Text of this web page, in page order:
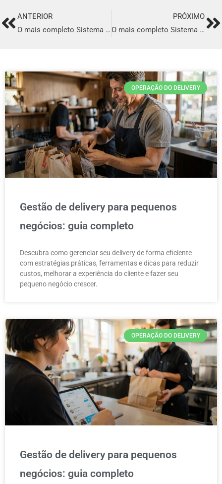
PrevANTERIOR
O mais completo Sistema para Delivery em Pirapora
PRÓXIMO
O mais completo Sistema para Delivery em São Bento do Una
OPERAÇÃO DO DELIVERY
Gestão de delivery para pequenos
negócios: guia completo
Descubra como gerenciar seu delivery de forma eficiente
com estratégias práticas, ferramentas e dicas para reduzir
custos, melhorar a experiência do cliente e fazer seu
pequeno negócio crescer.
OPERAÇÃO DO DELIVERY
Gestão de delivery para pequenos
negócios: guia completo